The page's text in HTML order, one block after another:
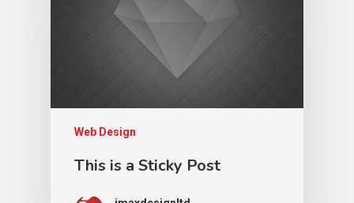
Web Design
This is a Sticky Post
Home
About Us
Contact